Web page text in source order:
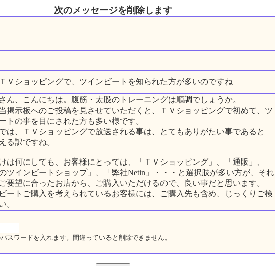
次のメッセージを削除します
Ｖショッピングで、ツインビートを知られた方が多いのですね
ん、こんにちは。腹筋・太股のトレーニングは順調でしょうか。
掲示板へのご投稿を見させていただくと、ＴＶショッピングで初めて、ツ
トの事を目にされた方も多い様です。
は、ＴＶショッピングで放送される事は、とてもありがたい事であると
る訳ですね。
は何にしても、お客様にとっては、「ＴＶショッピング」、「通販」、
のツインビートショップ」、「弊社Netin」・・・と選択肢が多い方が、それ
要望に合ったお店から、ご購入いただけるので、良い事だと思います。
ートご購入を考えられているお客様には、ご購入先も含め、じっくりご検
。
スワードを入れます。間違っていると削除できません。